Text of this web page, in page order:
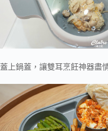
蓋上鍋蓋，讓雙耳烹飪神器盡